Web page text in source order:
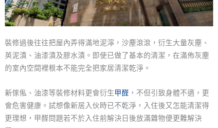
裝修過後往往把屋內弄得滿地泥濘，沙塵滾滾，衍生大量灰塵、
英泥漬、油漆漬及膠水漬。即使已做了基本的清潔，在滿佈灰塵
的室內空間裡根本不能完全把家居清潔乾淨。
新傢俬、油漆等裝修材料更會衍生甲醛 ，不但引致身體不適，更
會危害健康。試想像新居入伙時已不乾淨，入住後又怎能清潔得
更理想，甲醛問題若不於入住前解決日後放滿雜物便更難解決